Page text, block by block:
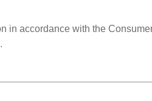
in accordance with the